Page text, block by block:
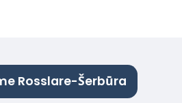
Rosslare-Šerbūra